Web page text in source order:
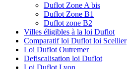
Duflot Zone A bis
Duflot Zone B1
Duflot zone B2
Villes éligibles à la loi Duflot
Comparatif loi Duflot loi Scellier
Loi Duflot Outremer
Defiscalisation loi Duflot
Loi Duflot Lyon